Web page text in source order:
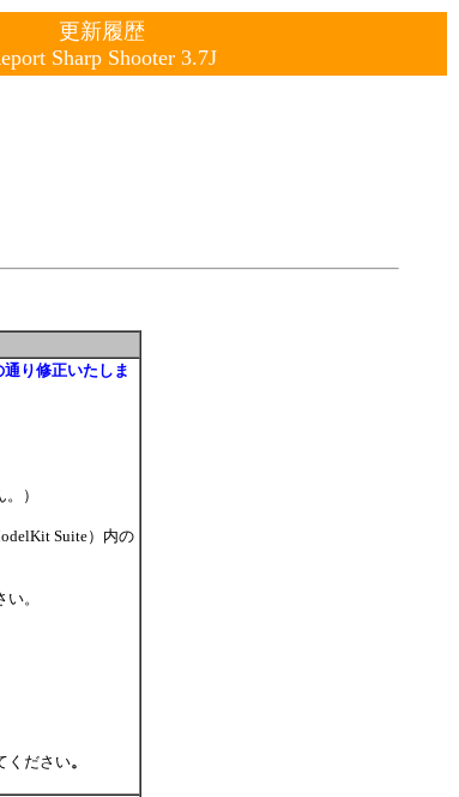
更新履歴
Sharp Shooter 3.7J
り修正いたしま
）
Suite）内の
。
ください。